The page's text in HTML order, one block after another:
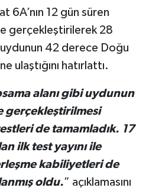
6A’nın 12 gün süren
gerçekleştirilerek 28
42 derece Doğu
ulaştığını hatırlattı.
alanı gibi uydunun
gerçekleştirilmesi
de tamamladık. 17
ilk test yayını ile
kabiliyetleri de
oldu.” açıklamasını